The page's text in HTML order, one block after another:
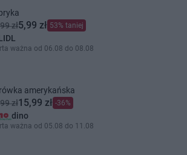
zł5,99 zł 53% taniej
ważna od 06.08 do 08.08
amerykańska
zł15,99 zł -36%
dino
ważna od 05.08 do 11.08